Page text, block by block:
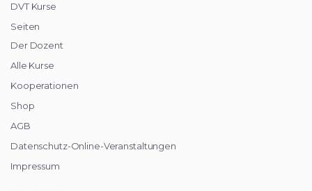
DVT Kurse
Seiten
Der Dozent
Alle Kurse
Kooperationen
Shop
AGB
Datenschutz-Online-Veranstaltungen
Impressum